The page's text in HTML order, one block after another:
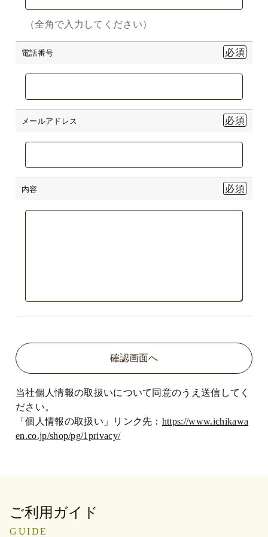
（全角で入力してください）
電話番号
メールアドレス
内容
当社個人情報の取扱いについて同意のうえ送信してく
ださい。
「個人情報の取扱い」リンク先： https://www.ichikawa
en.co.jp/shop/pg/1privacy/
ご利用ガイド
GUIDE